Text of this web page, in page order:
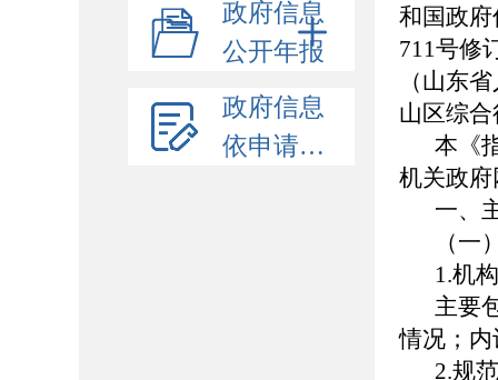
政府信息
公开年报
政府信息
依申请公开
和国政
711号修
（山东
山区综
本《
机关政府
一、
（一
1.机
主要
情况；
2.规